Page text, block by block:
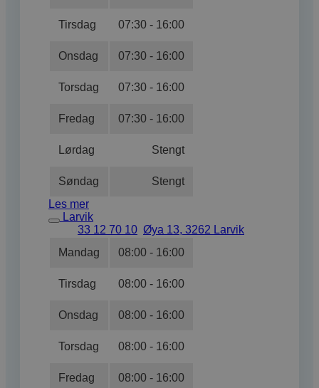
Tirsdag 07:30 - 16:00
Onsdag 07:30 - 16:00
Torsdag 07:30 - 16:00
Fredag 07:30 - 16:00
Lørdag Stengt
Søndag
Stengt
Les mer
Larvik
33 12 70 10 Øya 13, 3262 Larvik
Mandag
08:00 - 16:00
Tirsdag 08:00 - 16:00
Onsdag 08:00 - 16:00
Torsdag 08:00 - 16:00
Fredag 08:00 - 16:00